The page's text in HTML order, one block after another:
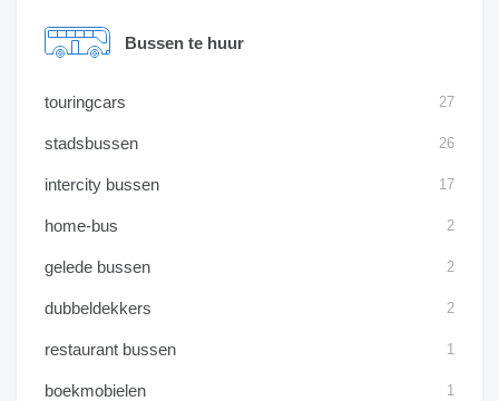
Bussen te huur
touringcars 27
stadsbussen 26
intercity bussen 17
home-bus 2
gelede bussen 2
dubbeldekkers 2
restaurant bussen 1
boekmobielen 1